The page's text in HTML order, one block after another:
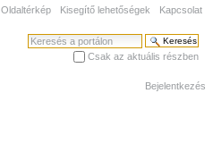
Oldaltérkép Kisegítő lehetőségek Kapcsolat
Keresés
Csak az aktuális részben
Bejelentkezés